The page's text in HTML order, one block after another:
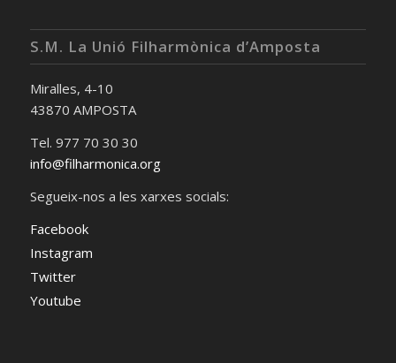
S.M. La Unió Filharmònica d’Amposta
Miralles, 4-10
43870 AMPOSTA
Tel. 977 70 30 30
info@filharmonica.org
Segueix-nos a les xarxes socials:
Facebook
Instagram
Twitter
Youtube